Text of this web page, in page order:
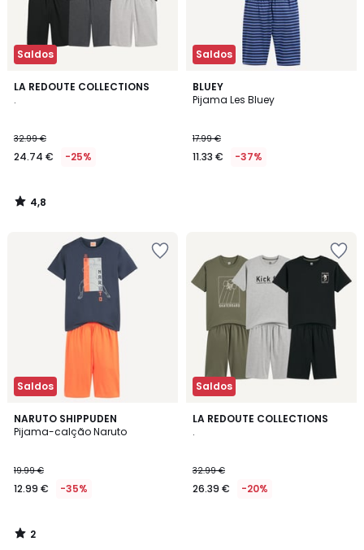
Saldos
LA REDOUTE COLLECTIONS
.
32.99 €
24.74 € -25%
4,8
4,8
/
Saldos
BLUEY
Pijama Les Bluey
17.99 €
11.33 € -37%
Saldos
NARUTO SHIPPUDEN
Pijama-calção Naruto
19.99 €
12.99 € -35%
2
/
2
/
Saldos
LA REDOUTE COLLECTIONS
.
32.99 €
26.39 € -20%